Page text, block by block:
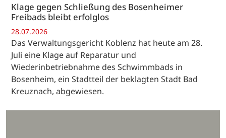
Klage gegen Schließung des Bosenheimer
Freibads bleibt erfolglos
28.07.2026
Das Verwaltungsgericht Koblenz hat heute am 28.
Juli eine Klage auf Reparatur und
Wiederinbetriebnahme des Schwimmbads in
Bosenheim, ein Stadtteil der beklagten Stadt Bad
Kreuznach, abgewiesen.